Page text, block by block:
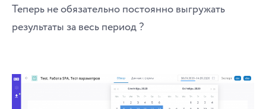
Теперь не обязательно постоянно выгружать
результаты за весь период ?